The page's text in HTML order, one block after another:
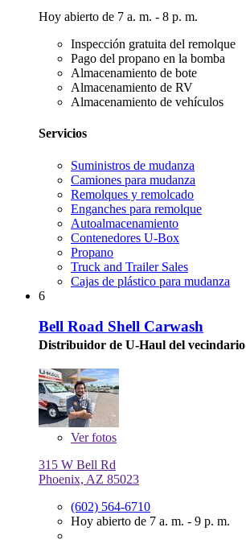
Hoy abierto de 7 a. m. - 8 p. m.
Inspección gratuita del remolque
Pago del propano en la bomba
Almacenamiento de bote
Almacenamiento de RV
Almacenamiento de vehículos
Servicios
Suministros de mudanza
Camiones para mudanza
Remolques y remolcado
Enganches para remolque
Autoalmacenamiento
Contenedores U-Box
Propano
Truck and Trailer Sales
Cajas de plástico para mudanza
6
Bell Road Shell Carwash
Distribuidor de U-Haul del vecindario
Verfotos
315 W Bell Rd
Phoenix, AZ 85023
(602) 564-6710
Hoy abierto de 7 a. m. - 9 p. m.